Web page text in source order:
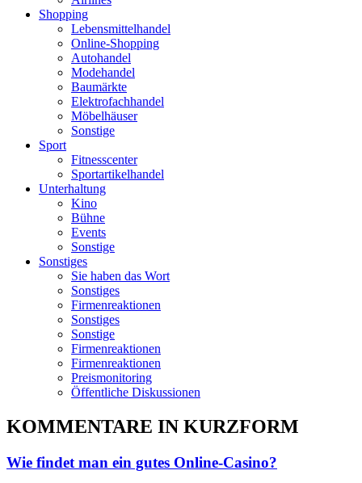
Shopping
Lebensmittelhandel
Online-Shopping
Autohandel
Modehandel
Baumärkte
Elektrofachhandel
Möbelhäuser
Sonstige
Sport
Fitnesscenter
Sportartikelhandel
Unterhaltung
Kino
Bühne
Events
Sonstige
Sonstiges
Sie haben das Wort
Sonstiges
Firmenreaktionen
Sonstiges
Sonstige
Firmenreaktionen
Firmenreaktionen
Preismonitoring
Öffentliche Diskussionen
KOMMENTARE IN KURZFORM
Wie findet man ein gutes Online-Casino?